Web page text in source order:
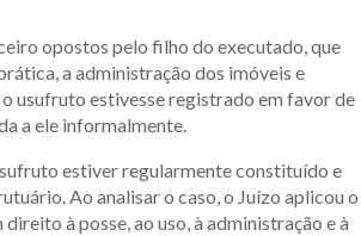
opostos pelo filho do executado, que
a administração dos imóveis e
usufruto estivesse registrado em favor de
a ele informalmente.
estiver regularmente constituído e
Ao analisar o caso, o Juízo aplicou o
à posse, ao uso, à administração e à